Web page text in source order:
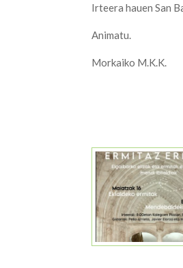
Irteera hauen San
Animatu.
Morkaiko M.K.K.